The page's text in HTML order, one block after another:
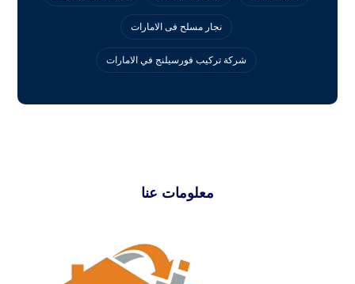
نجار مسلح فى الامارات
‏شركة تركيب فورسيلنج في الامارات
معلومات عنا